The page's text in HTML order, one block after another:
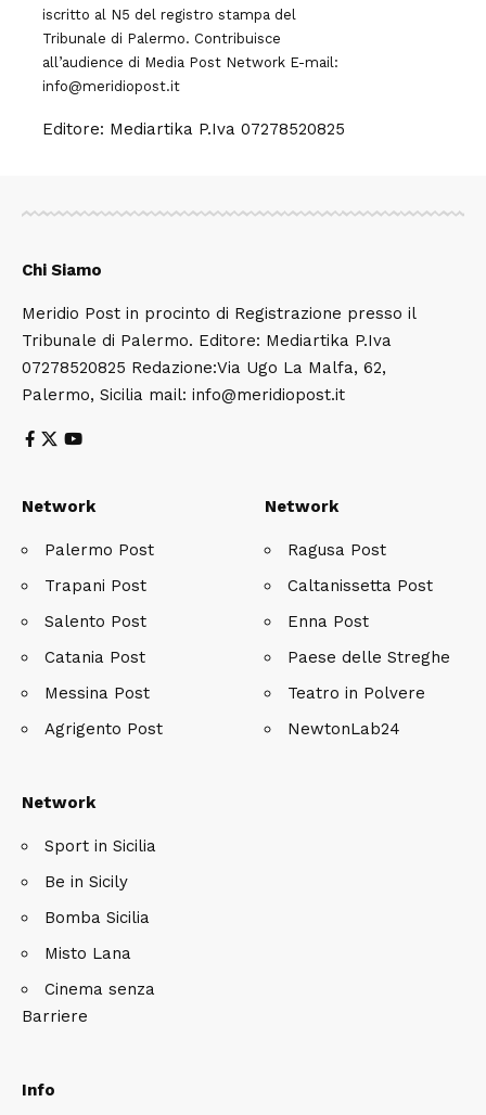
iscritto al N5 del registro stampa del
Tribunale di Palermo. Contribuisce
all’audience di Media Post Network E-mail:
info@meridiopost.it
Editore: Mediartika P.Iva 07278520825
Chi Siamo
Meridio Post in procinto di Registrazione presso il
Tribunale di Palermo. Editore: Mediartika P.Iva
07278520825 Redazione:Via Ugo La Malfa, 62,
Palermo, Sicilia mail: info@meridiopost.it
Network
Palermo Post
Trapani Post
Salento Post
Catania Post
Messina Post
Agrigento Post
Network
Ragusa Post
Caltanissetta Post
Enna Post
Paese delle Streghe
Teatro in Polvere
NewtonLab24
Network
Sport in Sicilia
Be in Sicily
Bomba Sicilia
Misto Lana
Cinema senza
Barriere
Info